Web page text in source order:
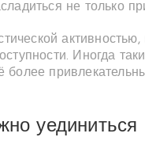
не только
активностью,
Иногда
уединиться